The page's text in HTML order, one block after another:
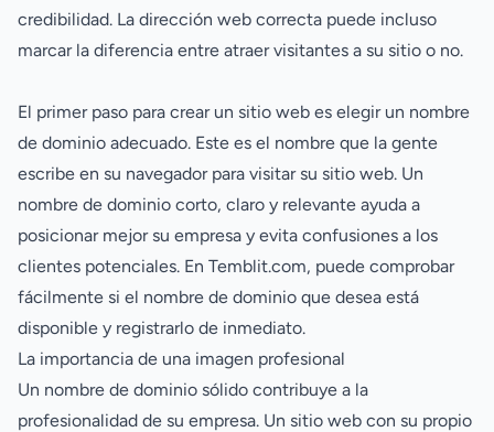
credibilidad. La dirección web correcta puede incluso
marcar la diferencia entre atraer visitantes a su sitio o no.
El primer paso para crear un sitio web es elegir un nombre
de dominio adecuado. Este es el nombre que la gente
escribe en su navegador para visitar su sitio web. Un
nombre de dominio corto, claro y relevante ayuda a
posicionar mejor su empresa y evita confusiones a los
clientes potenciales. En Temblit.com, puede comprobar
fácilmente si el nombre de dominio que desea está
disponible y registrarlo de inmediato.
La importancia de una imagen profesional
Un nombre de dominio sólido contribuye a la
profesionalidad de su empresa. Un sitio web con su propio